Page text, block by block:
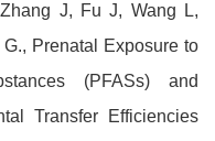
J, Fu J, Wang L,
Prenatal Exposure to
(PFASs) and
Transfer Efficiencies